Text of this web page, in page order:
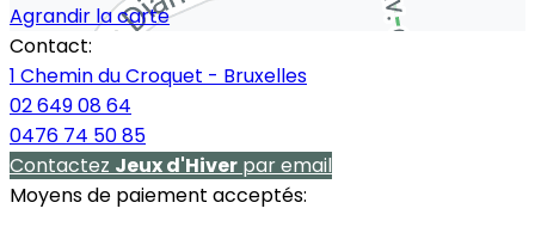
Agrandir la carte
Contact:
1 Chemin du Croquet - Bruxelles
02 649 08 64
0476 74 50 85
Contactez Jeux d'Hiver par email
Moyens de paiement acceptés: